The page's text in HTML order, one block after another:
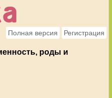
Полная версия Регистрация
роды и